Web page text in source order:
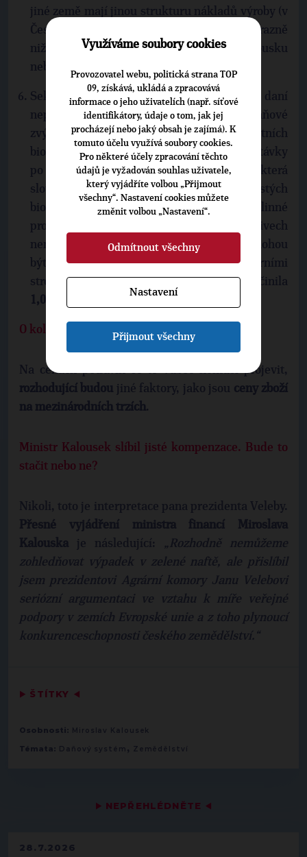
▶ NEPŘEHLÉDNĚTE ◀
28.7.2026
jiné země mají jinou strukturu nákladů výroby (v
České republice mohou být například výrazně
nižší hodinové mzdové náklady než v Rakousku
nebo Německu).
Sektoru zemědělství je v rámci spotřebních daní
nepřímo poskytována jiná dotace – daňové
zvýhodnění čistých a vysokoprocentních
biopaliv. Jedná se de facto o stimulaci poptávky
po zemědělské produkci (např. řepka), která
slouží k výrobě vysokoprocentních a čistých
biopaliv (opět se jedná o podporu rostlinné
produkce). Podíl biosložky v těchto biopalivech
není zatížen spotřební daní a tato paliva mohou
být navíc v určité míře spotřebovávána agrárními
stroji. Velikost této podpory v roce 2011 činila
1,07 mld. Kč
O kolik mohou stoupnout ceny potravin?
Na cenách potravin se to vůbec nemusí projevit,
rozhodující budou jiné faktory, jako jsou ceny zboží
na mezinárodních trzích.
Ministr Kalousek slíbil jisté kompenzace. Bude to
stačit nebo ne?
Nikoli, toto je interpretace pana prezidenta Veleby.
Přesné vyjádření ministra financí Miroslava
Kalouska je následující:
„Rozhodně nemůžeme
zohledňovat výpadek v zelené naftě, ale přislíbil
jsem prezidentovi Agrární komory Janu Velebovi
seriózní argumentaci ve vztahu k míře veřejné
podpory v zemích Evropské unie a z toho plynoucí
konkurenceschopnosti českého zemědělství.“
▶ ŠTÍTKY ◀
Osobnosti: Miroslav Kalousek
Témata: Daňový systém , Zemědělství
Využíváme soubory cookies
Provozovatel webu, politická strana TOP
09, získává, ukládá a zpracovává
informace o jeho uživatelích (např. síťové
identifikátory, údaje o tom, jak jej
procházejí nebo jaký obsah je zajímá). K
tomuto účelu využívá soubory cookies.
Pro některé účely zpracování těchto
údajů je vyžadován souhlas uživatele,
který vyjádříte volbou „Přijmout
všechny“. Nastavení cookies můžete
změnit volbou „Nastavení“.
Odmítnout všechny
Nastavení
Přijmout všechny